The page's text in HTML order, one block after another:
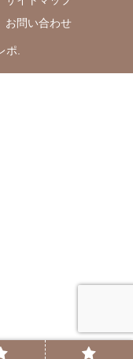
お問い合わせ
ポ.